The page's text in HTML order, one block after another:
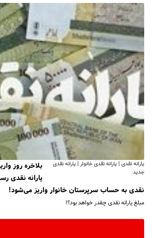
یارانه نقدی | یارانه نقدی خانوار | یارانه نقدی
جدید
بلاخره روز
یارانه نقدی
نقدی به حساب سرپرستان خانوار واریز می‌شود!
مبلغ یارانه نقدی چقدر خواهد بود؟!